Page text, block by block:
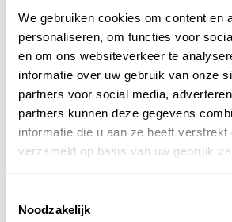
We gebruiken cookies om content en
personaliseren, om functies voor
en om ons websiteverkeer te
informatie over uw gebruik van onze
partners voor social media,
partners kunnen deze gegevens
informatie die u aan ze heeft verstrekt
verzameld op basis van uw gebruik
Noodzakelijk
Zelf interesse in een rustige
over winter in Osttirol
4. Wilder Kaiser gebergte
De naam Wilder Kaiser slaat
imposante en ruige uitstraling van
Oostenrijk. De bergketen, het
pieken van de Wilder Kaiser